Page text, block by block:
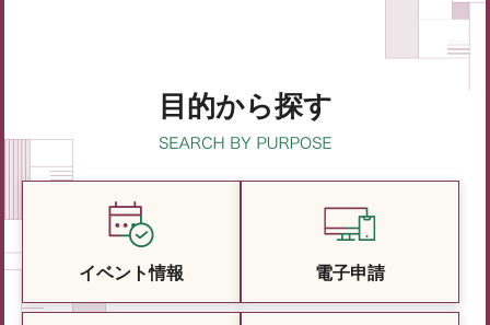
目的から探す
イベント情報 電子申請